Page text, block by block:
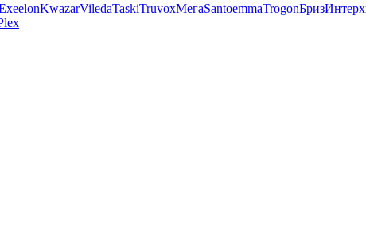
KwazarViledaTaskiTruvoxМегаSantoemmaTrogonБриз